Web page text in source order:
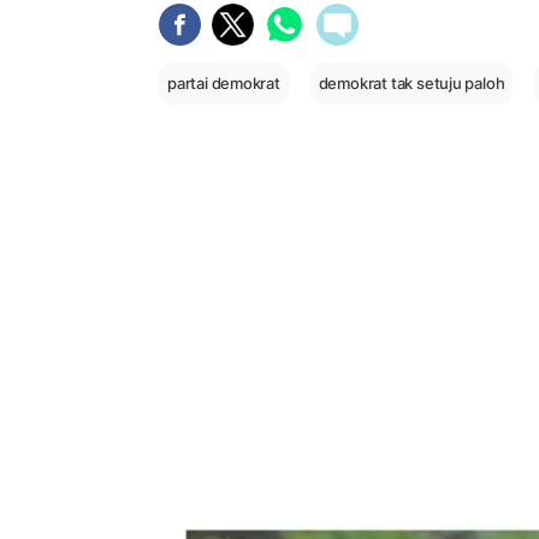
partai demokrat demokrat tak setuju paloh